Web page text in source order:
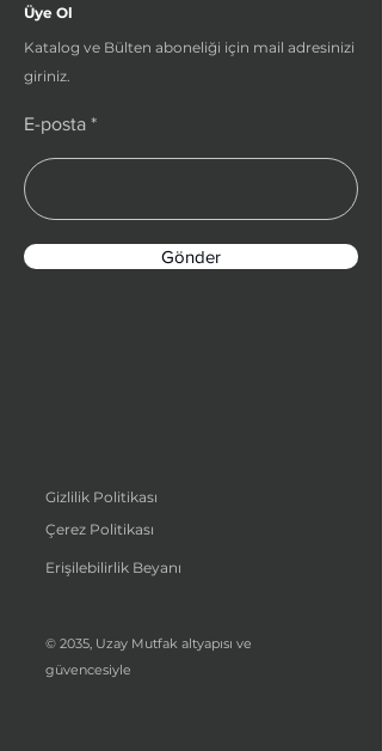
Üye Ol
Katalog ve Bülten aboneliği için mail adresinizi
giriniz.
E-posta
Gönder
Gizlilik Politikası
Çerez Politikası
Erişilebilirlik Beyanı
© 2035, Uzay Mutfak altyapısı ve
güvencesiyle